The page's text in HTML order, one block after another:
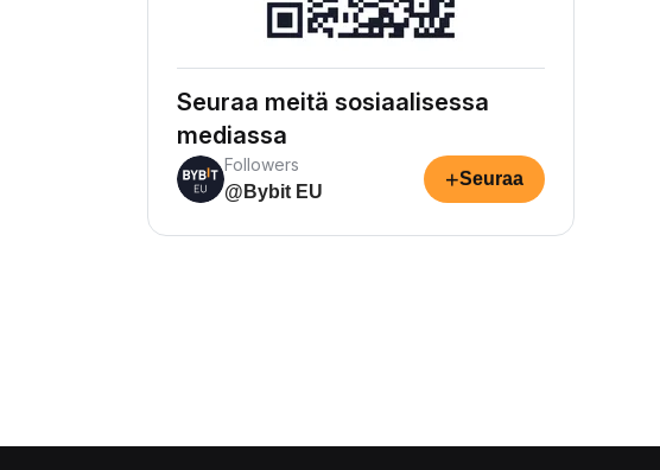
Seuraa meitä sosiaalisessa
mediassa
Followers
@Bybit EU
+Seuraa